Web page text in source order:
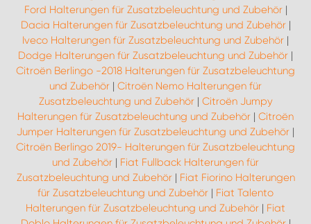
Ford Halterungen für Zusatzbeleuchtung und Zubehör|
Dacia Halterungen für Zusatzbeleuchtung und Zubehör|
Iveco Halterungen für Zusatzbeleuchtung und Zubehör |
Dodge Halterungen für Zusatzbeleuchtung und Zubehör |
Citroën Berlingo -2018 Halterungen für Zusatzbeleuchtung
und Zubehör | Citroën Nemo Halterungen für
Zusatzbeleuchtung und Zubehör| Citroën Jumpy
Halterungen für Zusatzbeleuchtung und Zubehör | Citroën
Jumper Halterungen für Zusatzbeleuchtung und Zubehör |
Citroën Berlingo 2019- Halterungen für Zusatzbeleuchtung
und Zubehör | Fiat Fullback Halterungen für
Zusatzbeleuchtung und Zubehör| Fiat Fiorino Halterungen
für Zusatzbeleuchtung und Zubehör | Fiat Talento
Halterungen für Zusatzbeleuchtung und Zubehör | Fiat